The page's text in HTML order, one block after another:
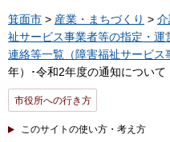
箕面市 > 産業・まちづくり >
祉サービス事業者等の指定・運
連絡等一覧（障害福祉サービス
年）･令和2年度の通知について
市役所への行き方
このサイトの使い方・考え方